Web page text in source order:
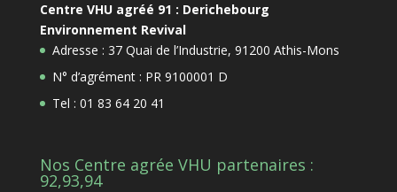
Centre VHU agréé 91 : Derichebourg
Environnement Revival
Adresse : 37 Quai de l’Industrie, 91200 Athis-Mons
N° d’agrément : PR 9100001 D
Tel : 01 83 64 20 41
Nos Centre agrée VHU partenaires :
92,93,94